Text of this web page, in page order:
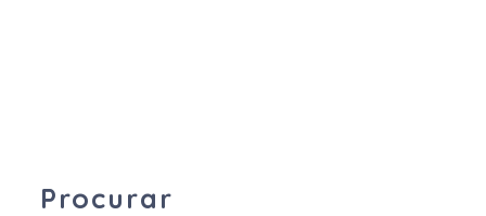
Procurar